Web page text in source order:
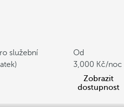
služební
Od
3,000
/noc
Zobrazit
dostupnost